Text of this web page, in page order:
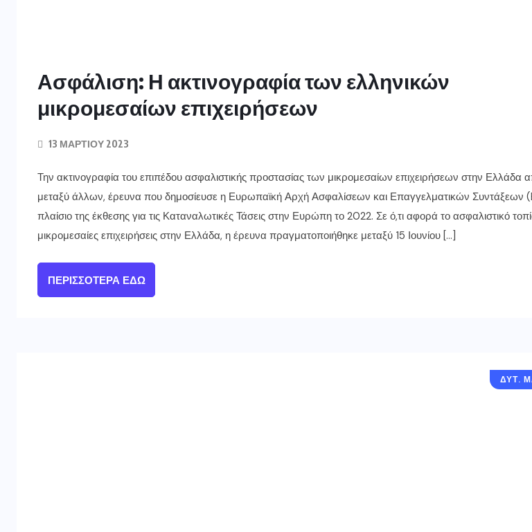
Ασφάλιση: Η ακτινογραφία των ελληνικών
μικρομεσαίων επιχειρήσεων
13 ΜΑΡΤΊΟΥ 2023
Την ακτινογραφία του επιπέδου ασφαλιστικής προστασίας των μικρομεσαίων επιχειρήσεων στην Ελλάδα
μεταξύ άλλων, έρευνα που δημοσίευσε η Ευρωπαϊκή Αρχή Ασφαλίσεων και Επαγγελματικών Συντάξεων
πλαίσιο της έκθεσης για τις Καταναλωτικές Τάσεις στην Ευρώπη το 2022. Σε ό,τι αφορά το ασφαλιστικό
μικρομεσαίες επιχειρήσεις στην Ελλάδα, η έρευνα πραγματοποιήθηκε μεταξύ 15 Ιουνίου […]
ΠΕΡΙΣΣΌΤΕΡΑ ΕΔΏ
ΔΥΤ.